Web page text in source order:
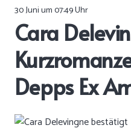
30 Juni um 07:49 Uhr
Cara
Depps Ex